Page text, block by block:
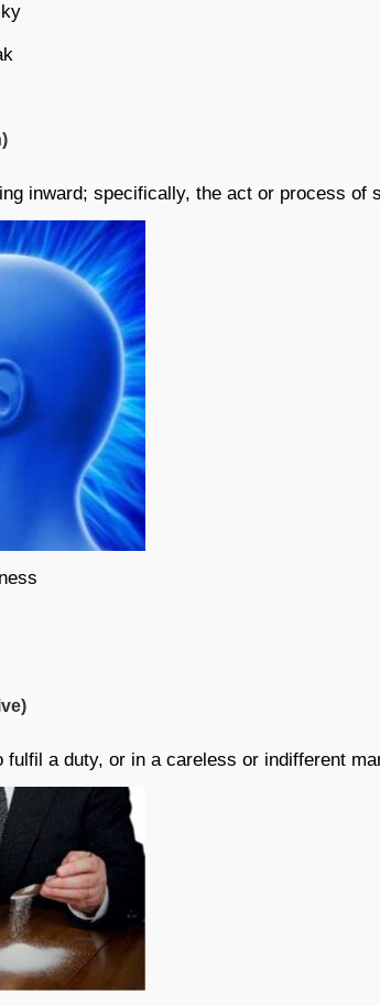
inward; specifically, the act or process of
fulfil a duty, or in a careless or indifferent